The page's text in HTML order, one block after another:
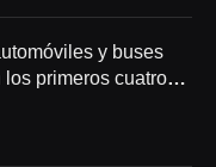
y buses
primeros cuatro